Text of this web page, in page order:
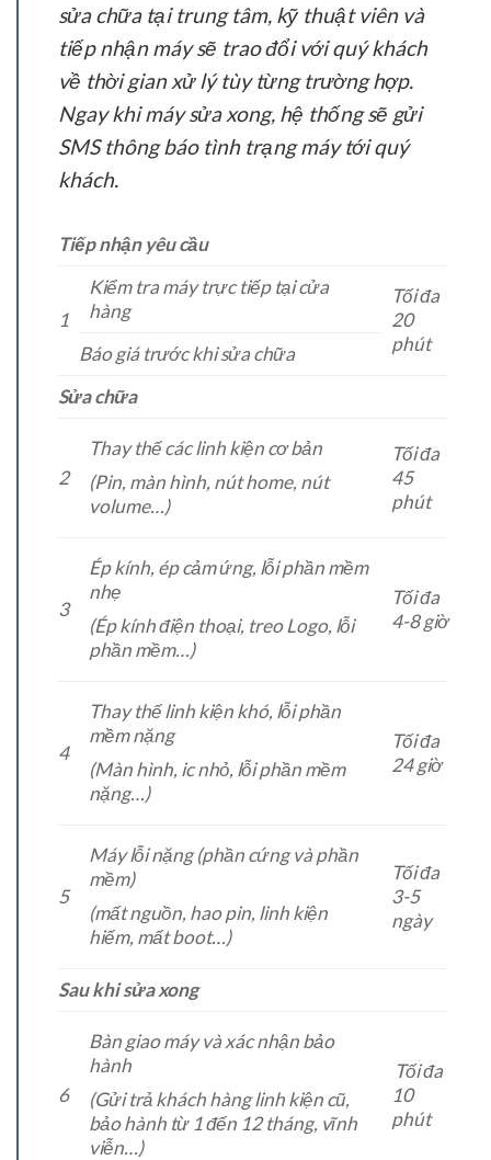
sửa chữa tại trung tâm, kỹ thuật viên và
tiếp nhận máy sẽ trao đổi với quý khách
về thời gian xử lý tùy từng trường hợp.
Ngay khi máy sửa xong, hệ thống sẽ gửi
SMS thông báo tình trạng máy tới quý
khách.
Tiếp nhận yêu cầu
1
Kiểm tra máy trực tiếp tại cửa
hàng
Tối đa
20
phút
Báo giá trước khi sửa chữa
Sửa chữa
2
Thay thế các linh kiện cơ bản
(Pin, màn hình, nút home, nút
volume…)
Tối đa
45
phút
3
Ép kính, ép cảm ứng, lỗi phần mềm
nhẹ
(Ép kính điện thoại, treo Logo, lỗi
phần mềm…)
Tối đa
4-8 giờ
4
Thay thế linh kiện khó, lỗi phần
mềm nặng
(Màn hình, ic nhỏ, lỗi phần mềm
nặng…)
Tối đa
24 giờ
5
Máy lỗi nặng (phần cứng và phần
mềm)
(mất nguồn, hao pin, linh kiện
hiếm, mất boot…)
Tối đa
3-5
ngày
Sau khi sửa xong
6
Bàn giao máy và xác nhận bảo
hành
(Gửi trả khách hàng linh kiện cũ,
bảo hành từ 1 đến 12 tháng, vĩnh
viễn…)
Tối đa
10
phút